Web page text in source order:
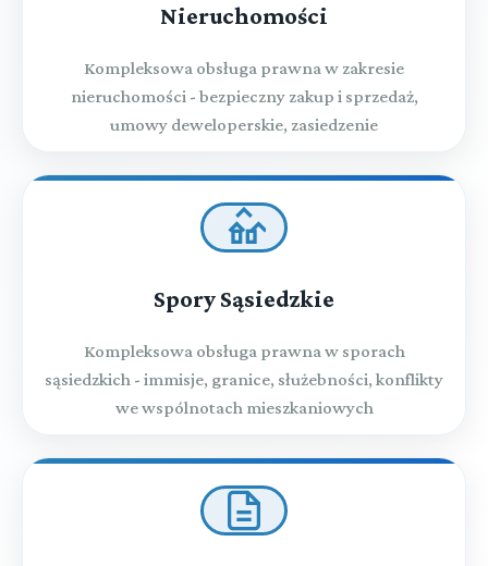
Nieruchomości
Kompleksowa obsługa prawna w zakresie
nieruchomości - bezpieczny zakup i sprzedaż,
umowy deweloperskie, zasiedzenie
Spory Sąsiedzkie
Kompleksowa obsługa prawna w sporach
sąsiedzkich - immisje, granice, służebności, konflikty
we wspólnotach mieszkaniowych